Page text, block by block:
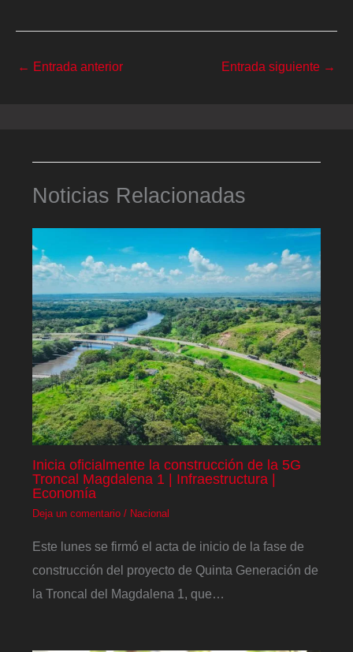
← Entrada anterior Entrada siguiente →
Noticias Relacionadas
Inicia oficialmente la construcción de la 5G
Troncal Magdalena 1 | Infraestructura |
Economía
Deja un comentario / Nacional
Este lunes se firmó el acta de inicio de la fase de
construcción del proyecto de Quinta Generación de
la Troncal del Magdalena 1, que…